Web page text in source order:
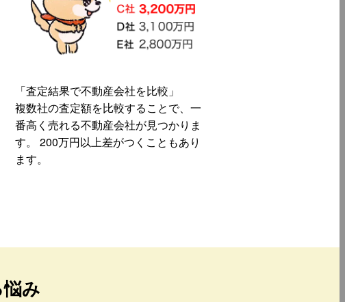
「査定結果で不動産会社を比較」
複数社の査定額を比較することで、一
番高く売れる不動産会社が見つかりま
す。 200万円以上差がつくこともあり
ます。
み